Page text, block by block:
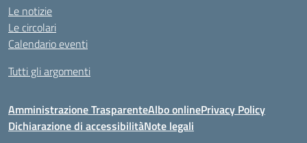
Le notizie
Le circolari
Calendario eventi
Tutti gli argomenti
Amministrazione TrasparenteAlbo onlinePrivacy Policy
Dichiarazione di accessibilitàNote legali